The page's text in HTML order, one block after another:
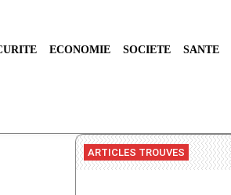
ECONOMIE SOCIETE SANTE
ARTICLES TROUVES